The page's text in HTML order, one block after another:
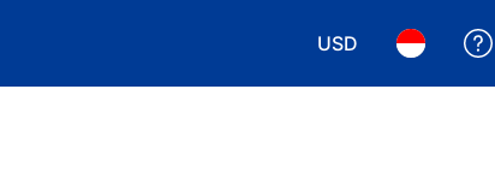
USD
Pilih mata uang
Pilih